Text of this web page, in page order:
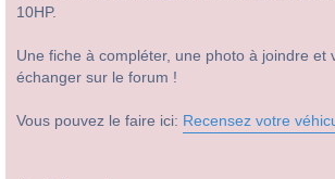
10HP.
Une fiche à compléter, une photo à joindre et
échanger sur le forum !
Vous pouvez le faire ici: Recensez votre